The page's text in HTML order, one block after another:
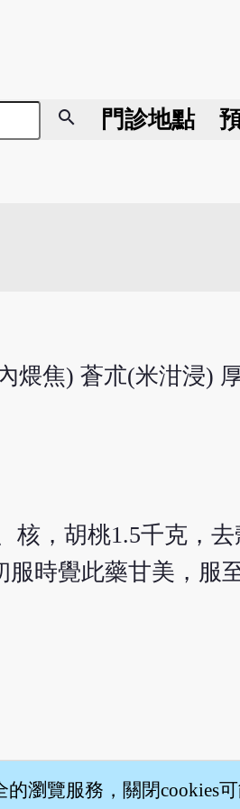
search 門診地點
煨焦) 蒼朮(米泔浸)
核，胡桃1.5千克，
時覺此藥甘美，服
瀏覽服務，關閉cookies